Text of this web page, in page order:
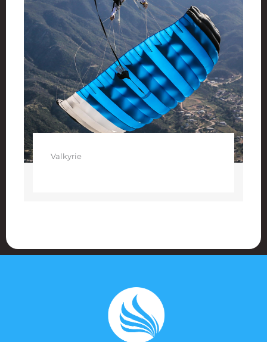
Valkyrie